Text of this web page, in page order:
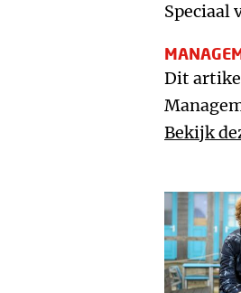
Speciaal
Dit
Bekijk